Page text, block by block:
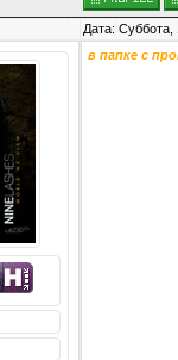
Дата:
в папке с